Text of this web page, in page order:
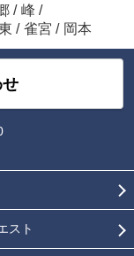
/ 峰 /
/ 雀宮 / 岡本
スト